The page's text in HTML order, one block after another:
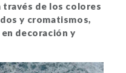
través de los colores
y cromatismos,
decoración y